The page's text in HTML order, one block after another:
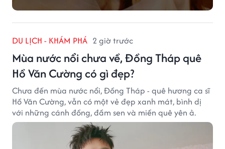
DU LỊCH - KHÁM PHÁ 2 giờ trước
Mùa nước nổi chưa về, Đồng Tháp quê
Hồ Văn Cường có gì đẹp?
Chưa đến mùa nước nổi, Đồng Tháp - quê hương ca sĩ
Hồ Văn Cường, vẫn có một vẻ đẹp xanh mát, bình dị
với những cánh đồng, đầm sen và miền quê yên ả.